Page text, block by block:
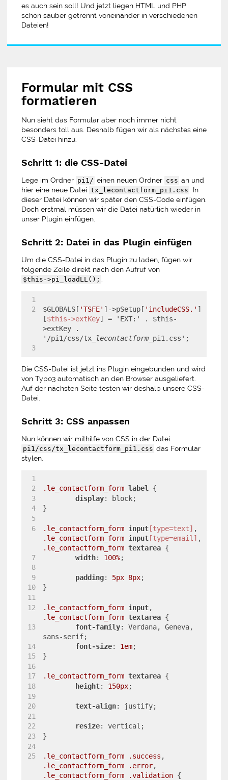
es auch sein soll! Und jetzt liegen HTML und PHP
schön sauber getrennt voneinander in verschiedenen
Dateien!
Formular mit CSS
formatieren
Nun sieht das Formular aber noch immer nicht
besonders toll aus. Deshalb fügen wir als nächstes eine
CSS-Datei hinzu.
Schritt 1: die CSS-Datei
Lege im Ordner pi1/ einen neuen Ordner css an und
hier eine neue Datei tx_lecontactform_pi1.css
. In
dieser Datei können wir später den CSS-Code einfügen.
Doch erstmal müssen wir die Datei natürlich wieder in
unser Plugin einfügen.
Schritt 2: Datei in das Plugin einfügen
Um die CSS-Datei in das Plugin zu laden, fügen wir
folgende Zeile direkt nach den Aufruf von
$this->pi_loadLL();
$GLOBALS[ 'TSFE' ]->pSetup[ 'includeCSS.' ]
[$this->extKey] = 'EXT:' . $this-
>extKey .
'/pi1/css/tx _lecontactform_ pi1.css';
Die CSS-Datei ist jetzt ins Plugin eingebunden und wird
von Typo3 automatisch an den Browser ausgeliefert.
Auf der nächsten Seite testen wir deshalb unsere CSS-
Datei.
Schritt 3: CSS anpassen
Nun können wir mithilfe von CSS in der Datei
pi1/css/tx_lecontactform_pi1.css das Formular
stylen.
.le_contactform_form label {
display: block;
}
.le_contactform_form input [type=text]
.le_contactform_form input [type=email]
.le_contactform_form textarea {
width: 100%;
padding: 5px 8px;
}
.le_contactform_form input
.le_contactform_form textarea {
font-family: Verdana, Geneva,
sans-serif;
font-size: 1em;
}
.le_contactform_form textarea {
height: 150px;
text-align: justify;
resize: vertical;
}
.le_contactform_form .success
.le_contactform_form
.error
.le_contactform_form
.validation {